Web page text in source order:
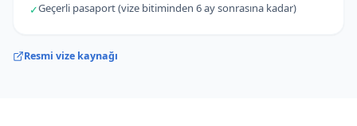
✓Geçerli pasaport (vize bitiminden 6 ay sonrasına kadar)
Resmi vize kaynağı